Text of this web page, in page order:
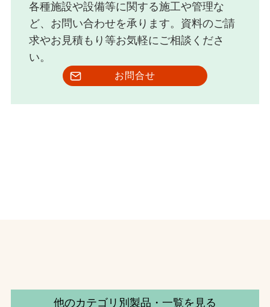
各種施設や設備等に関する施工や管理な
ど、お問い合わせを承ります。資料のご請
求やお見積もり等お気軽にご相談くださ
い。
お問合せ
他のカテゴリ別製品・一覧を見る